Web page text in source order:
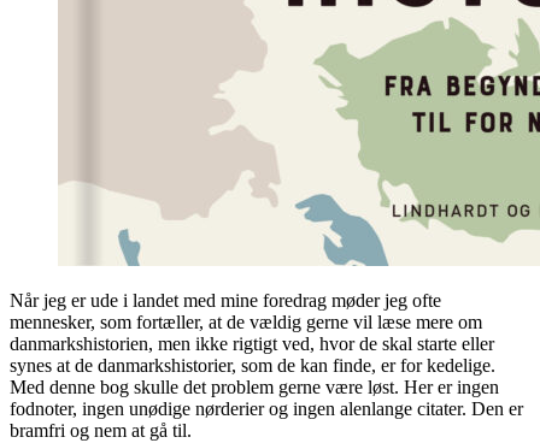
Når jeg er ude i landet med mine foredrag møder jeg ofte
mennesker, som fortæller, at de vældig gerne vil læse mere om
danmarkshistorien, men ikke rigtigt ved, hvor de skal starte eller
synes at de danmarkshistorier, som de kan finde, er for kedelige.
Med denne bog skulle det problem gerne være løst. Her er ingen
fodnoter, ingen unødige nørderier og ingen alenlange citater. Den er
bramfri og nem at gå til.